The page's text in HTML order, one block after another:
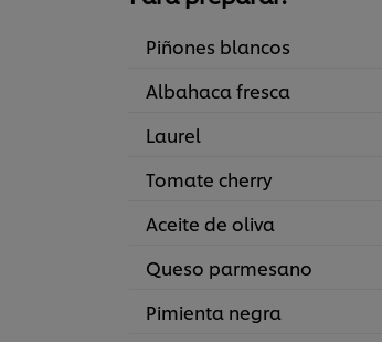
Piñones blancos
Albahaca fresca
Laurel
Tomate cherry
Aceite de oliva
Queso parmesano
Pimienta negra